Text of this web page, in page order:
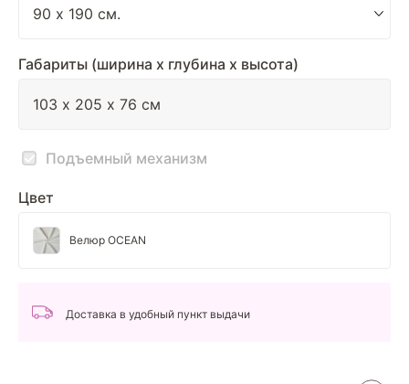
Габариты (ширина х глубина х высота)
Подъемный механизм
Цвет
Велюр OCEAN
Доставка в удобный пункт выдачи